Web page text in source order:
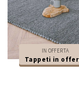
IN OFFERTA
Tappeti in